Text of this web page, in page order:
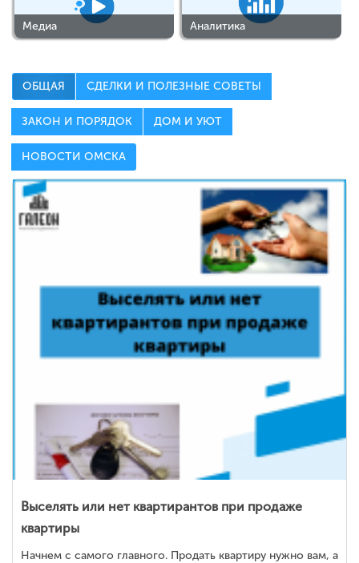
Медиа Аналитика
ОБЩАЯ СДЕЛКИ И ПОЛЕЗНЫЕ СОВЕТЫ
ЗАКОН И ПОРЯДОК ДОМ И УЮТ
НОВОСТИ ОМСКА
Выселять или нет квартирантов при продаже
квартиры
Начнем с самого главного. Продать квартиру нужно вам, а